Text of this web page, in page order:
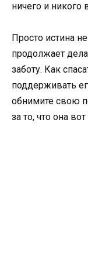
ничего и никого
Просто истина
продолжает
заботу. Как
поддерживать
обнимите свою
за то, что она